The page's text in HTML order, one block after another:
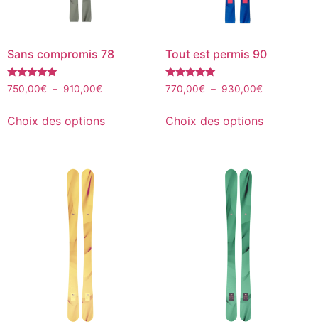
Sans compromis 78
Note
4.88
750,00€ – 910,00€
Choix des options
Tout est permis 90
Note
5.00
770,00€ – 930,00€
Choix des options